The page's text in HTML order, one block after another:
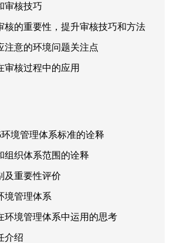
审核技巧
核的重要性，提升审核技巧和方法
注意的环境问题关注点
审核过程中的应用
环境管理体系标准的诠释
组织体系范围的诠释
及重要性评价
境管理体系
环境管理体系中运用的思考
介绍